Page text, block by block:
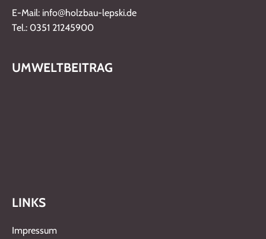
E-Mail: info@holzbau-lepski.de
Tel.: 0351 21245900
UMWELTBEITRAG
LINKS
Impressum